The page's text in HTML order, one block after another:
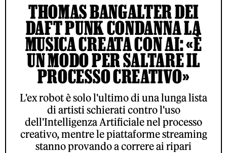
THOMAS BANGALTER DEI
DAFT PUNK CONDANNA LA
MUSICA CREATA CON AI: «È
UN MODO PER SALTARE IL
PROCESSO CREATIVO»
L'ex robot è solo l'ultimo di una lunga lista
di artisti schierati contro l'uso
dell'Intelligenza Artificiale nel processo
creativo, mentre le piattaforme streaming
stanno provando a correre ai ripari